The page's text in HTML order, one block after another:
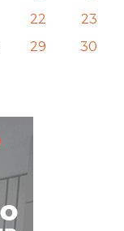
22
23
29
30